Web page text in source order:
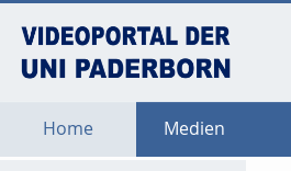
Home Medien